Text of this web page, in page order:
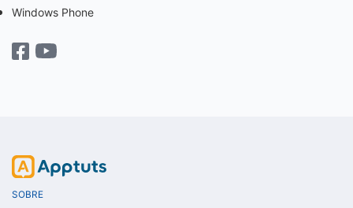
Windows Phone
SOBRE